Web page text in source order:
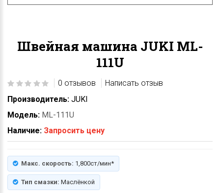
Швейная машина JUKI ML-
111U
0 отзывов
Написать отзыв
Производитель: JUKI
Модель: ML-111U
Наличие: Запросить цену
Макс. скорость: 1,800ст/мин*
Тип смазки: Маслёнкой